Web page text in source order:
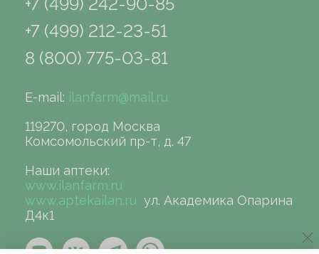
+7 (499) 212-23-51
8 (800) 775-03-81
E-mail: ilanfarm@mail.ru
119270, город Москва
Комсомольский пр-т, д. 47
Наши аптеки:
www.ilanfarm.ru
www.aptekailan.ru ул. Академика Опарина
Д4к1